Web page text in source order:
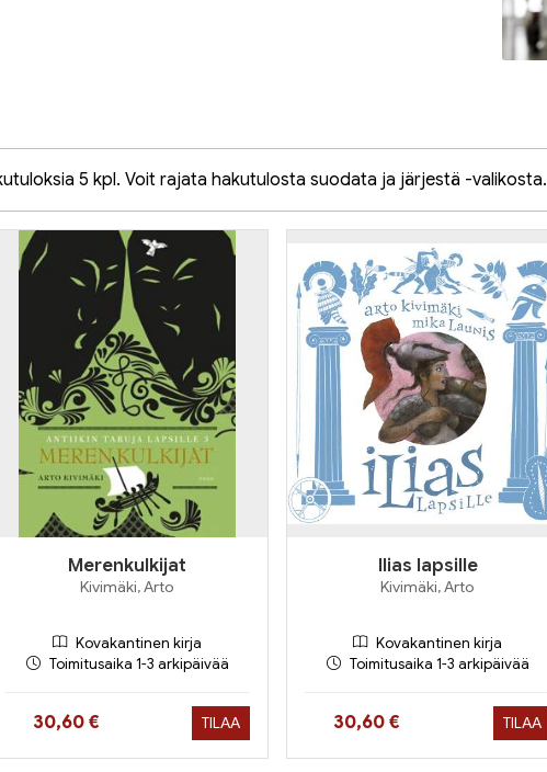
5 kpl. Voit rajata hakutulosta suodata ja järjestä -valikosta.
Merenkulkijat
Kivimäki, Arto
Kovakantinen kirja
Toimitusaika 1-3 arkipäivää
Hinta nyt
30,60 € TILAA
Ilias lapsille
Kivimäki, Arto
Kovakantinen kirja
Toimitusaika 1-3 arkipäivää
Hinta nyt
30,60 € TILAA